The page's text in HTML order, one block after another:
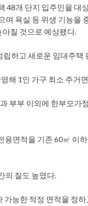
48개 단지 입주민을 대
며 욕실 등 위생 기능
질 것으로 예상됐다.
하고 새로운 임대주택
해 1인 가구 최소 주거
부부 이외에 한부모가
면적을 기존 60㎡ 이
의 질도 높였다.
능한 적정 면적을 정